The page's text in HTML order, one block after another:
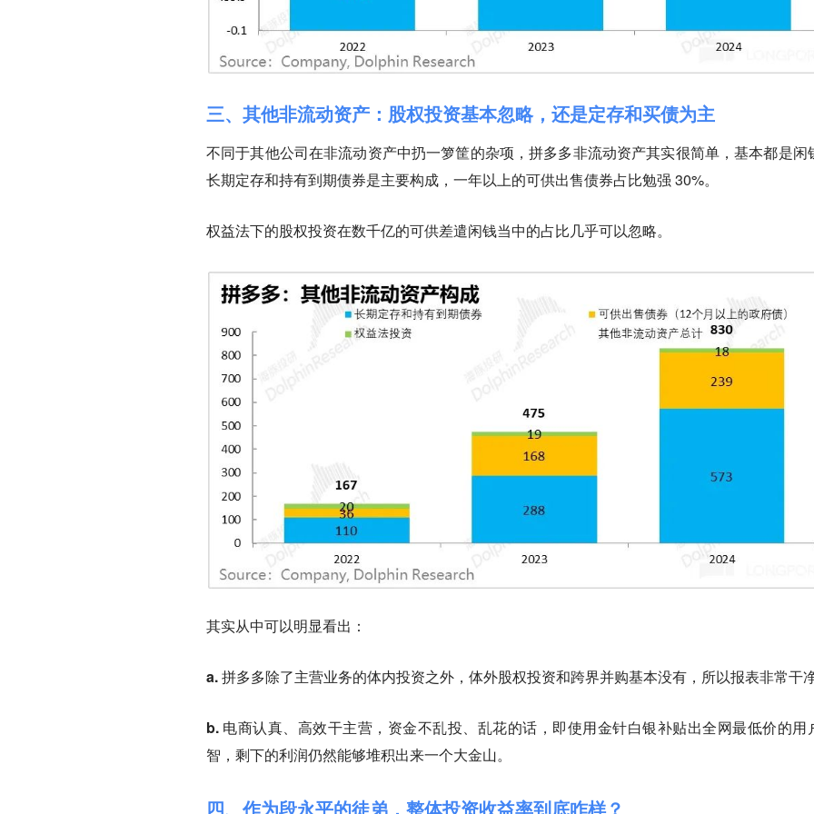
三、其他非流动资产：股权投资基本忽略，还是定存和买债为主
不同于其他公司在非流动资产中扔一箩筐的杂项，拼多多非流动资产其实很简单，基本都是闲
长期定存和持有到期债券是主要构成，一年以上的可供出售债券占比勉强 30%。
权益法下的股权投资在数千亿的可供差遣闲钱当中的占比几乎可以忽略。
其实从中可以明显看出：
a. 拼多多除了主营业务的体内投资之外，体外股权投资和跨界并购基本没有，所以报表非常干
b. 电商认真、高效干主营，资金不乱投、乱花的话，即使用金针白银补贴出全网最低价的用
智，剩下的利润仍然能够堆积出来一个大金山。
四、作为段永平的徒弟，整体投资收益率到底咋样？